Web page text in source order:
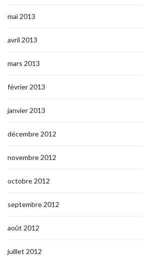
mai 2013
avril 2013
mars 2013
février 2013
janvier 2013
décembre 2012
novembre 2012
octobre 2012
septembre 2012
août 2012
juillet 2012